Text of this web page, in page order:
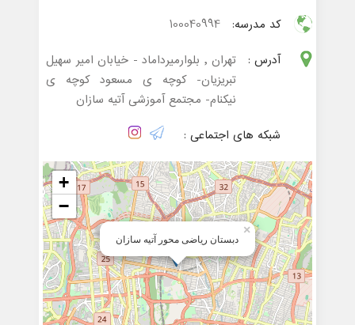
کد مدرسه:
100040994
آدرس :
تهران , بلوارمیرداماد - خیابان امیر سهیل
تبریزیان- کوچه ی مسعود کوچه ی
نیکنام- مجتمع آموزشی آتیه سازان
شبکه های اجتماعی :
دبستان ریاضی محور آتیه سازان
×
+
−